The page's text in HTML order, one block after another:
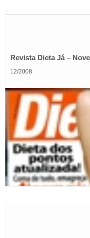
Revista Dieta Já –
12/2008